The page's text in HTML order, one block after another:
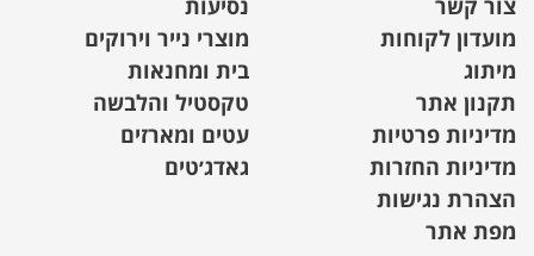
צור קשר
מועדון לקוחות
מיתוג
תקנון אתר
מדיניות פרטיות
מדיניות החזרות
הצהרת נגישות
מפת אתר
נסיעות
מוצרי נייר וירוקים
בית ומחנאות
טקסטיל והלבשה
עטים ומארזים
גאדג׳טים